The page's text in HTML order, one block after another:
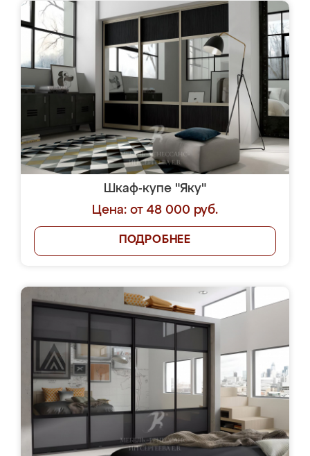
Шкаф-купе "Яку"
Цена: от 48 000 руб.
ПОДРОБНЕЕ